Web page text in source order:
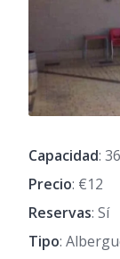
Capacidad: 36
Precio: €12
Reservas: Sí
Tipo: